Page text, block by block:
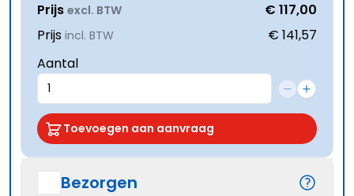
Prijs excl. BTW
€ 117,00
Prijs incl. BTW
€ 141,57
Aantal
Toevoegen aan aanvraag
Bezorgen